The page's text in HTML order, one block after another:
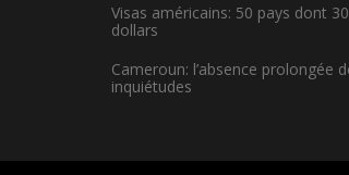
Visas américains: 50 pays dont
dollars
Cameroun: l’absence prolongée
inquiétudes